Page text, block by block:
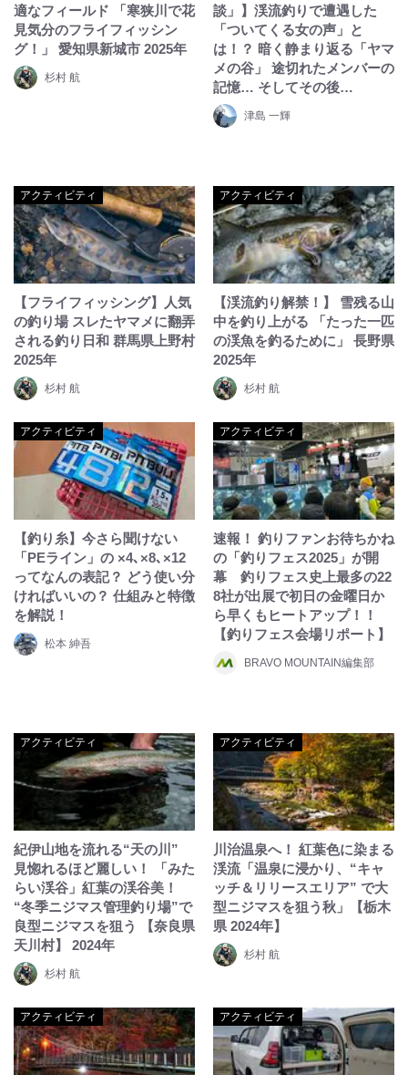
適なフィールド 「寒狭川で花
見気分のフライフィッシン
グ！」 愛知県新城市 2025年
杉村 航
談」】渓流釣りで遭遇した
「ついてくる女の声」と
は！？ 暗く静まり返る「ヤマ
メの谷」 途切れたメンバーの
記憶… そしてその後…
津島 一輝
アクティビティ
【フライフィッシング】人気
の釣り場 スレたヤマメに翻弄
される釣り日和 群馬県上野村
2025年
杉村 航
アクティビティ
【渓流釣り解禁！】 雪残る山
中を釣り上がる 「たった一匹
の渓魚を釣るために」 長野県
2025年
杉村 航
アクティビティ
【釣り糸】今さら聞けない
「PEライン」の ×4､×8､×12
ってなんの表記？ どう使い分
ければいいの？ 仕組みと特徴
を解説！
松本 紳吾
アクティビティ
速報！ 釣りファンお待ちかね
の「釣りフェス2025」が開
幕 釣りフェス史上最多の22
8社が出展で初日の金曜日か
ら早くもヒートアップ！！
【釣りフェス会場リポート】
BRAVO MOUNTAIN編集部
アクティビティ
紀伊山地を流れる“天の川”
見惚れるほど麗しい！ 「みた
らい渓谷」紅葉の渓谷美！
“冬季ニジマス管理釣り場”で
良型ニジマスを狙う 【奈良県
天川村】 2024年
杉村 航
アクティビティ
川治温泉へ！ 紅葉色に染まる
渓流「温泉に浸かり、“キャ
ッチ＆リリースエリア” で大
型ニジマスを狙う秋」【栃木
県 2024年】
杉村 航
アクティビティ アクティビティ